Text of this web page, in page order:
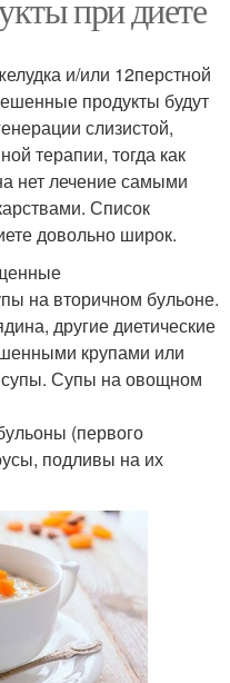
и/или 12перстной
продукты будут
слизистой,
терапии, тогда как
нет лечение самыми
Список
довольно широк.
на вторичном бульоне.
другие диетические
крупами или
Супы на овощном
(первого
подливы на их